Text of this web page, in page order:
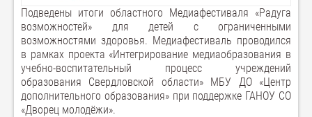
Подведены итоги областного Медиафестиваля «Радуга
возможностей» для детей с ограниченными
возможностями здоровья. Медиафестиваль проводился
в рамках проекта «Интегрирование медиаобразования в
учебно-воспитательный процесс учреждений
образования Свердловской области» МБУ ДО «Центр
дополнительного образования» при поддержке ГАНОУ СО
«Дворец молодёжи».